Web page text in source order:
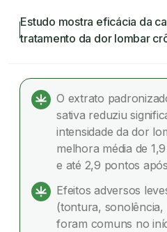
Estudo mostra eficácia da
tratamento da dor lombar
Estudo mostra eficácia
tratamento da dor
Entenda o ensaio clínico
Como o estudo foi
Resultados principais
Segurança e dependência
O extrato
sativa reduziu
intensidade da dor
melhora média de
e até 2,9 pontos
Efeitos adversos
(tontura, sonolência,
foram comuns no